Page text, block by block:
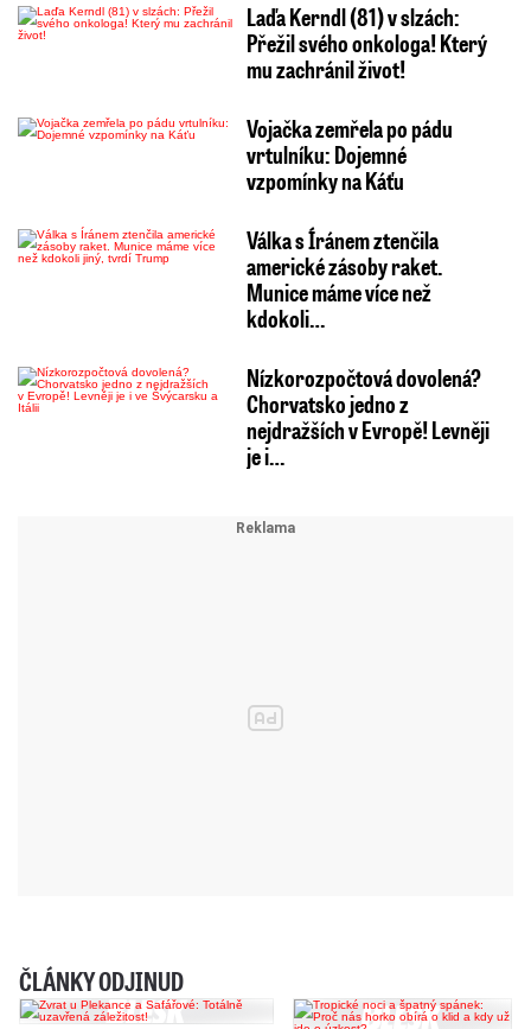
Laďa Kerndl (81) v slzách:
Přežil svého onkologa! Který
mu zachránil život!
Vojačka zemřela po pádu
vrtulníku: Dojemné
vzpomínky na Káťu
Válka s Íránem ztenčila
americké zásoby raket.
Munice máme více než
kdokoli…
Nízkorozpočtová dovolená?
Chorvatsko jedno z
nejdražších v Evropě! Levněji
je i…
ČLÁNKY ODJINUD